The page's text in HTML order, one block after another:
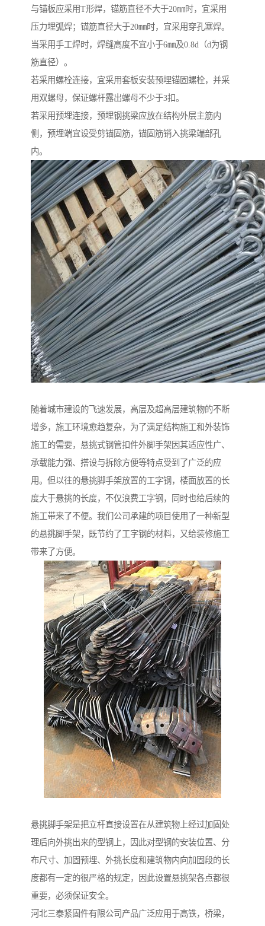
与锚板应采用T形焊，锚筋直径不大于20㎜时，宜采用
压力埋弧焊；锚筋直径大于20㎜时，宜采用穿孔塞焊。
当采用手工焊时，焊缝高度不宜小于6㎜及0.8d（d为钢
筋直径）。
若采用螺栓连接，宜采用套板安装预埋锚固螺栓，并采
用双螺母，保证螺杆露出螺母不少于3扣。
若采用预埋连接，预埋钢挑梁应放在结构外层主筋内
侧，预埋端宜设受剪锚固筋，锚固筋销入挑梁端部孔
内。
随着城市建设的飞速发展，高层及超高层建筑物的不断
增多，施工环境愈趋复杂，为了满足结构施工和外装饰
施工的需要，悬挑式钢管扣件外脚手架因其适应性广、
承载能力强、搭设与拆除方便等特点受到了广泛的应
用。但以往的悬挑脚手架放置的工字钢，楼面放置的长
度大于悬挑的长度，不仅浪费工字钢，同时也给后续的
施工带来了不便。我们公司承建的项目使用了一种新型
的悬挑脚手架，既节约了工字钢的材料，又给装修施工
带来了方便。
悬挑脚手架是把立杆直接设置在从建筑物上经过加固处
理后向外挑出来的型钢上，因此对型钢的安装位置、分
布尺寸、加固预埋、外挑长度和建筑物内向加固段的长
度都有一定的很严格的规定，因此设置悬挑架各点都很
重要，必须保证安全。
河北三泰紧固件有限公司产品广泛应用于高铁，桥梁，